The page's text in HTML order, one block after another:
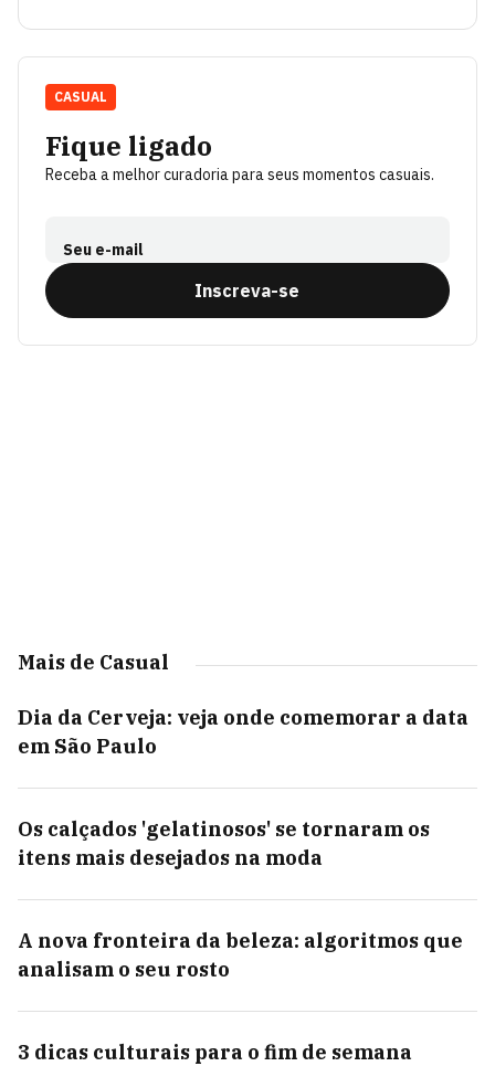
Fique ligado
Receba a melhor curadoria para seus momentos casuais.
Seu e-mail
Inscreva-se
CASUAL
Mais de Casual
Dia da Cerveja: veja onde comemorar a data
em São Paulo
Os calçados 'gelatinosos' se tornaram os
itens mais desejados na moda
A nova fronteira da beleza: algoritmos que
analisam o seu rosto
3 dicas culturais para o fim de semana